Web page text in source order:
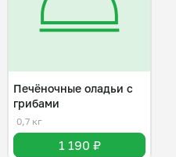
Печёночные оладьи с
грибами
0,7 кг
1 190 ₽